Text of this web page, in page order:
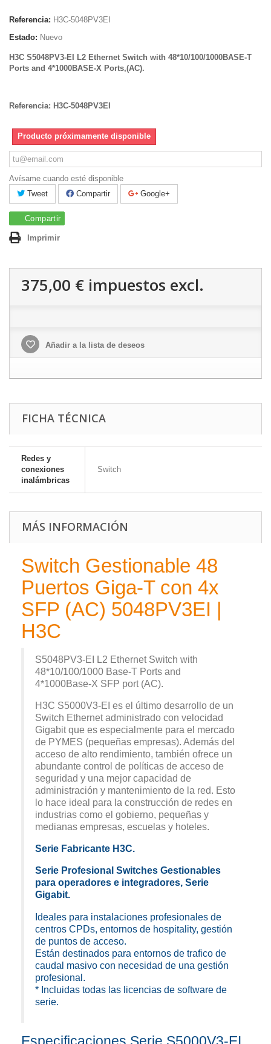
Referencia: H3C-5048PV3EI
Estado: Nuevo
H3C S5048PV3-EI L2 Ethernet Switch with 48*10/100/1000BASE-T
Ports and 4*1000BASE-X Ports,(AC).
Referencia: H3C-5048PV3EI
Producto próximamente disponible
Avísame cuando esté disponible
Tweet
Compartir Google+
Compartir
Imprimir
375,00 € impuestos excl.
Añadir a la lista de deseos
FICHA TÉCNICA
Redes y
conexiones
inalámbricas
Switch
MÁS INFORMACIÓN
Switch Gestionable 48
Puertos Giga-T con 4x
SFP (AC) 5048PV3EI |
H3C
S5048PV3-EI L2 Ethernet Switch with
48*10/100/1000 Base-T Ports and
4*1000Base-X SFP port (AC).
H3C S5000V3-EI es el último desarrollo de un
Switch Ethernet administrado con velocidad
Gigabit que es especialmente para el mercado
de PYMES (pequeñas empresas). Además del
acceso de alto rendimiento, también ofrece un
abundante control de políticas de acceso de
seguridad y una mejor capacidad de
administración y mantenimiento de la red. Esto
lo hace ideal para la construcción de redes en
industrias como el gobierno, pequeñas y
medianas empresas, escuelas y hoteles.
Serie Fabricante H3C.
Serie Profesional Switches Gestionables
para operadores e integradores, Serie
Gigabit.
Ideales para instalaciones profesionales de
centros CPDs, entornos de hospitality, gestión
de puntos de acceso.
Están destinados para entornos de trafico de
caudal masivo con necesidad de una gestión
profesional.
* Incluidas todas las licencias de software de
serie.